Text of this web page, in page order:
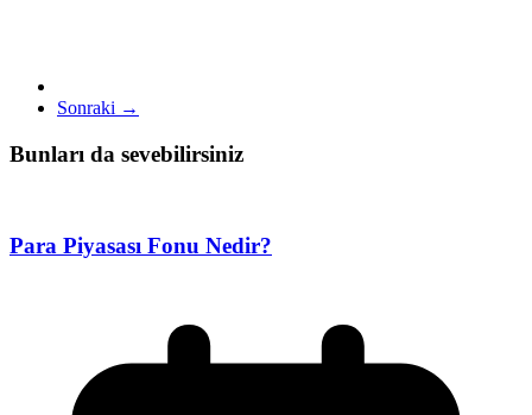
Sonraki →
Bunları da sevebilirsiniz
Para Piyasası Fonu Nedir?